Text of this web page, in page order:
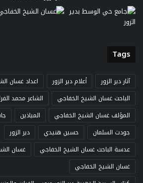
Tags
آثار دير الزور أعلام دير الزور
اعداد غسان
الباحث غسان الشيخ الخفاجي
الشاعر محمد
المؤلف غسان الشيخ الخفاجي
المياذين
جودت السلمان
حسين هنيدي
دير الزور
عدسة الباحث غسان الشيخ الخفاجي
غسان
غسان الشيخ الخفاجي